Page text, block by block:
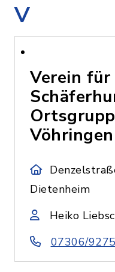
V
Verein für
Vöhringen
Dietenheim
Heiko
07306/